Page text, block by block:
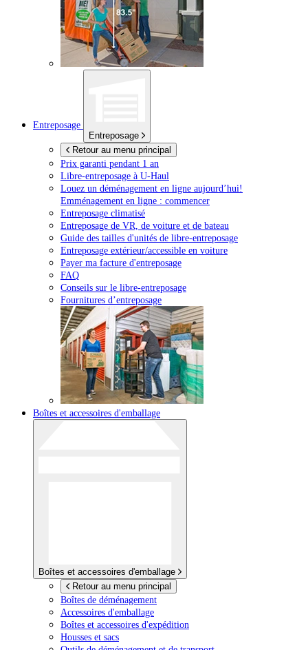
Entreposage
Entreposage
Retour au menu principal
Prix garanti pendant 1 an
Libre-entreposage à U-Haul
Louez un déménagement en ligne aujourd’hui!
Emménagement en ligne : commencer
Entreposage climatisé
Entreposage de VR, de voiture et de bateau
Guide des tailles d'unités de libre-entreposage
Entreposage extérieur/accessible en voiture
Payer ma facture d'entreposage
FAQ
Conseils sur le libre-entreposage
Fournitures d’entreposage
Boîtes et accessoires d'emballage
Boîtes et accessoires d'emballage
Retour au menu principal
Boîtes de déménagement
Accessoires d'emballage
Boîtes et accessoires d'expédition
Housses et sacs